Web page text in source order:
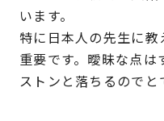
います。
特に日本人の先生に教
重要です。曖昧な点は
ストンと落ちるのでと